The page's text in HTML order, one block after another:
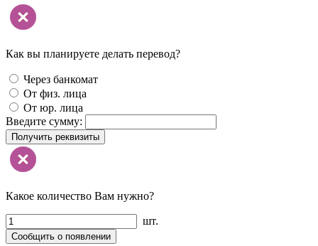
Как вы планируете делать перевод?
Через банкомат
От физ. лица
От юр. лица
Введите сумму:
Получить реквизиты
Какое количество Вам нужно?
шт.
Сообщить о появлении